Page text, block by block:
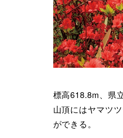
標高618.8m、県
山頂にはヤマツ
ができる。